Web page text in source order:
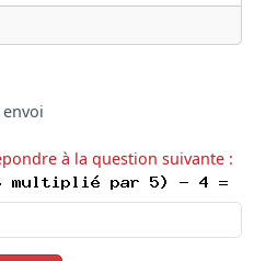
à la question suivante :